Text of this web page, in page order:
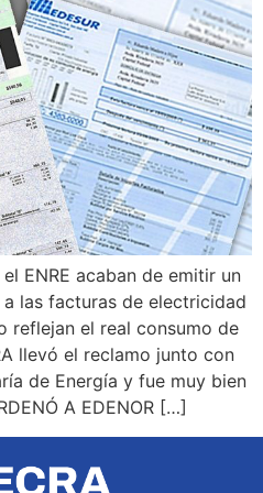
ENRE acaban de emitir un
las facturas de electricidad
reflejan el real consumo de
llevó el reclamo junto con
de Energía y fue muy bien
A EDENOR […]